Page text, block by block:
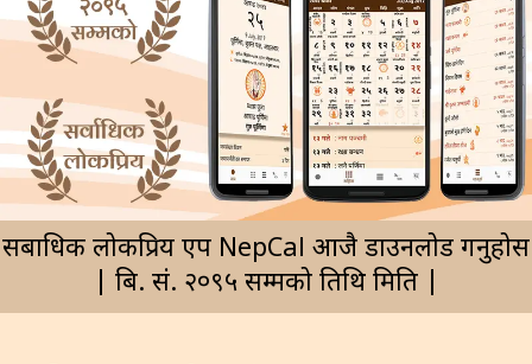
सर्बाधिक लोकप्रिय एप NepCal आजै डाउनलोड गर्नुहोस
| बि. सं. २०९५ सम्मको तिथि मिति |